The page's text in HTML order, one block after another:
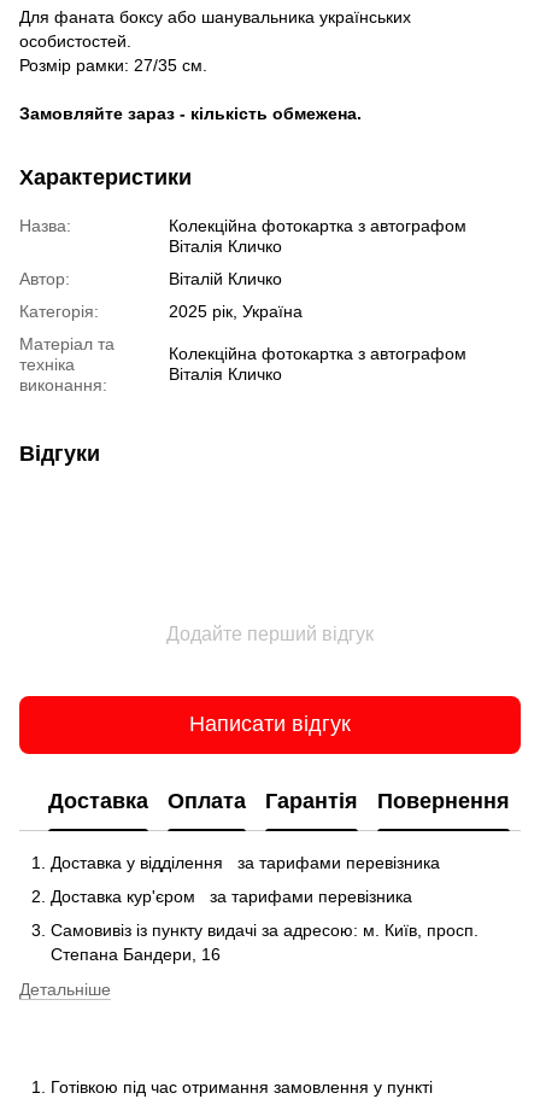
Для фаната боксу або шанувальника українських
особистостей.
Розмір рамки: 27/35 см.
Замовляйте зараз - кількість обмежена.
Характеристики
Назва:
Колекційна фотокартка з автографом
Віталія Кличко
Автор:
Віталій Кличко
Категорія:
2025 рік, Україна
Матеріал та
техніка
виконання:
Колекційна фотокартка з автографом
Віталія Кличко
Відгуки
Додайте перший відгук
Написати відгук
Доставка Оплата Гарантія Повернення
Доставка у відділення
за тарифами перевізника
Доставка кур'єром
за тарифами перевізника
Самовивіз із пункту видачі за адресою: м. Київ, просп.
Степана Бандери, 16
Детальніше
Готівкою під час отримання замовлення у пункті